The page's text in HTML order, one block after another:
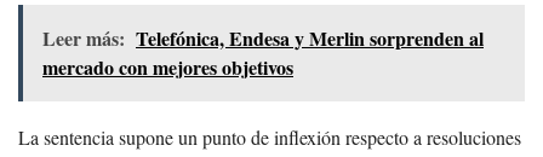
Leer más: Telefónica, Endesa y Merlin sorprenden al
mercado con mejores objetivos
La sentencia supone un punto de inflexión respecto a resoluciones